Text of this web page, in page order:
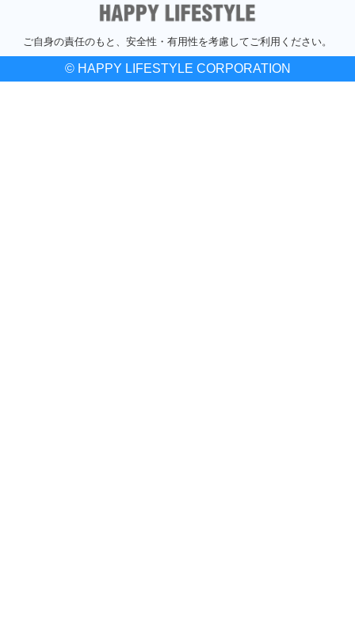
ご自身の責任のもと、安全性・有用性を考慮してご利用ください。
© HAPPY LIFESTYLE CORPORATION